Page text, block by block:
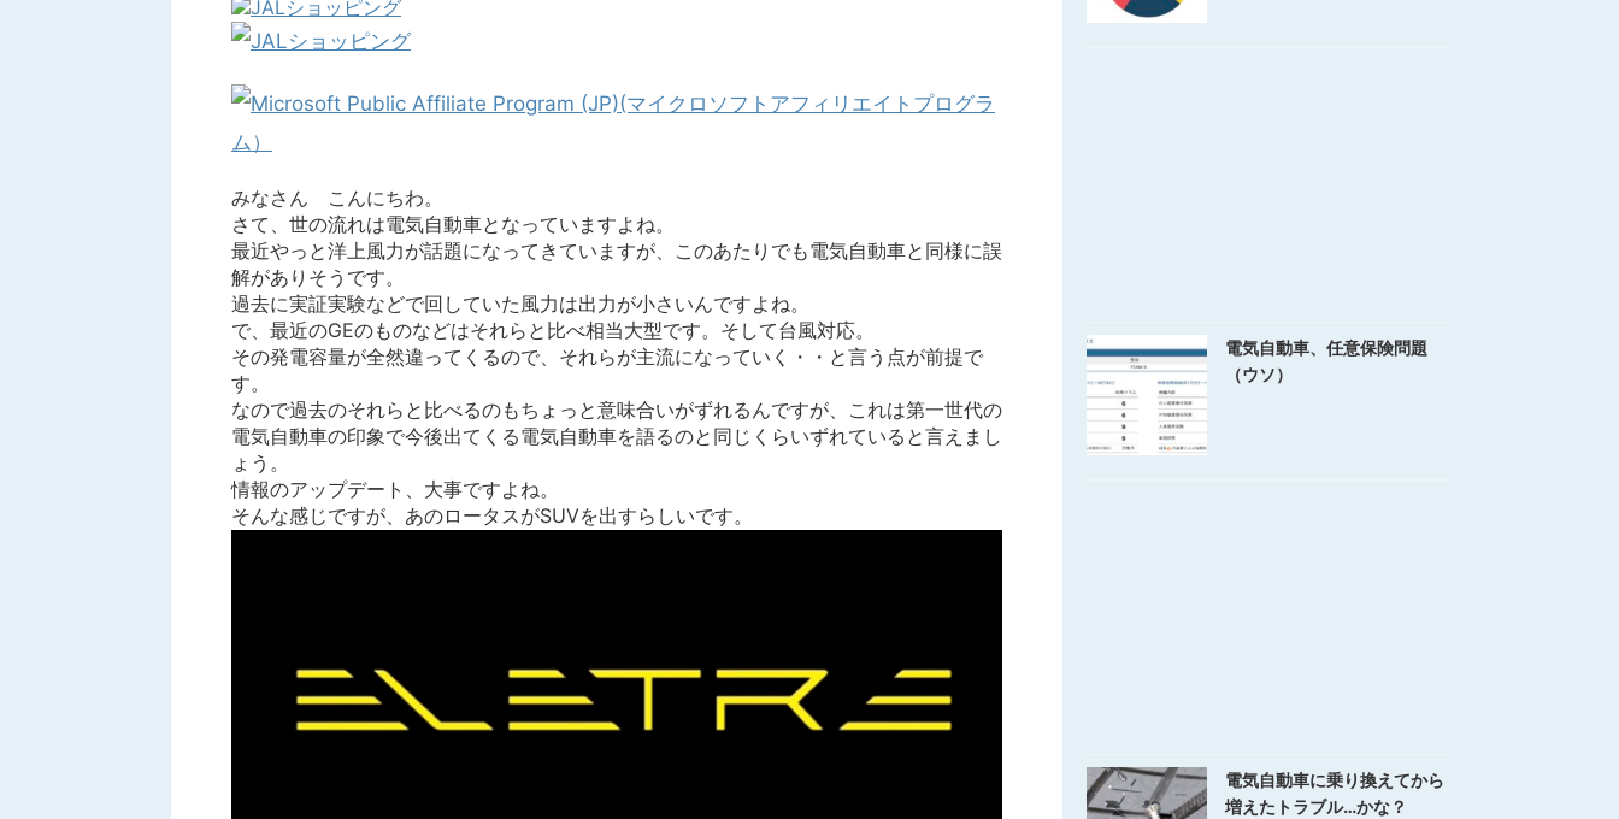
みなさん こんにちわ。
さて、世の流れは電気自動車となっていますよね。
最近やっと洋上風力が話題になってきていますが、このあたりでも電気自動車と同様に誤
解がありそうです。
過去に実証実験などで回していた風力は出力が小さいんですよね。
で、最近のGEのものなどはそれらと比べ相当大型です。そして台風対応。
その発電容量が全然違ってくるので、それらが主流になっていく・・と言う点が前提で
す。
なので過去のそれらと比べるのもちょっと意味合いがずれるんですが、これは第一世代の
電気自動車の印象で今後出てくる電気自動車を語るのと同じくらいずれていると言えまし
ょう。
情報のアップデート、大事ですよね。
そんな感じですが、あのロータスがSUVを出すらしいです。
電気自動車、任意保険問題
（ウソ）
電気自動車に乗り換えてから
増えたトラブル…かな？